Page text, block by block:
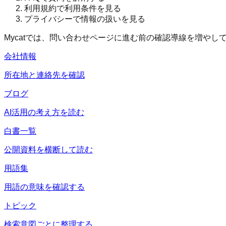
利用規約で利用条件を見る
プライバシーで情報の扱いを見る
Mycatでは、問い合わせページに進む前の確認導線を増やして
会社情報
所在地と連絡先を確認
ブログ
AI活用の考え方を読む
白書一覧
公開資料を横断して読む
用語集
用語の意味を確認する
トピック
検索意図ごとに整理する